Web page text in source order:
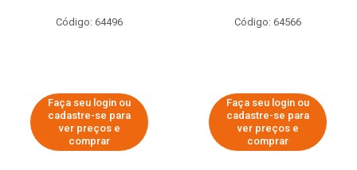
Código: 64496
Faça seu login ou
cadastre-se para
ver preços e
comprar
Código: 64566
Faça seu login ou
cadastre-se para
ver preços e
comprar